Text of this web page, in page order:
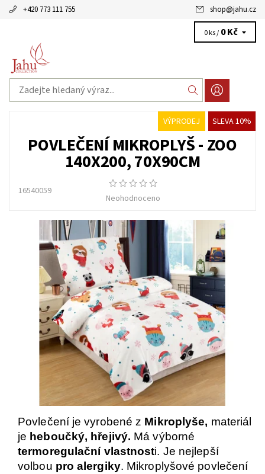
+420 773 111 755 shop@jahu.cz
0 ks / 0 Kč
VÝPRODEJ SLEVA 10%
POVLEČENÍ MIKROPLYŠ - ZOO
140X200, 70X90CM
16540059
Neohodnoceno
Povlečení je vyrobené z Mikroplyše, materiál
je heboučký, hřejivý. Má výborné
termoregulační vlastnosti. Je nejlepší
volbou pro alergiky. Mikroplyšové povlečení